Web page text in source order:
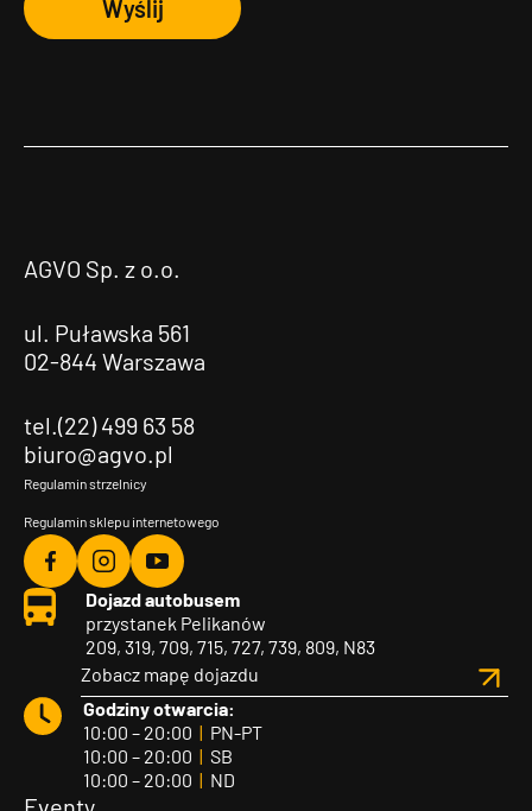
Wyślij
AGVO Sp. z o.o.
ul. Puławska 561
02-844 Warszawa
tel.(22) 499 63 58
biuro@agvo.pl
Regulamin strzelnicy
Regulamin sklepu internetowego
Agvo
Facebook
Agvo
Instagram
Agvo
YouTube
Dojazd autobusem
przystanek Pelikanów
209, 319, 709, 715, 727, 739, 809, N83
Zobacz mapę dojazdu
Godziny otwarcia:
10:00 – 20:00 | PN-PT
10:00 – 20:00 | SB
10:00 – 20:00 | ND